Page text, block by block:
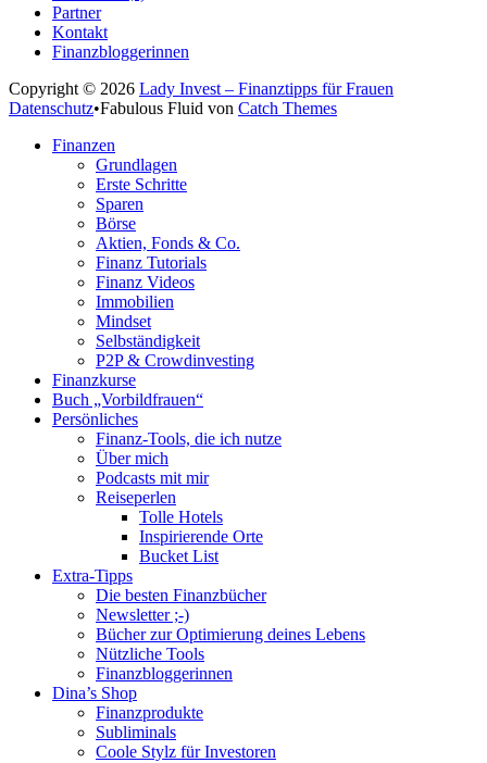
Partner
Kontakt
Finanzbloggerinnen
Copyright © 2026 Lady Invest – Finanztipps für Frauen
Datenschutz•Fabulous Fluid von Catch Themes
oben
Finanzen
Grundlagen
Erste Schritte
Sparen
Börse
Aktien, Fonds & Co.
Finanz Tutorials
Finanz Videos
Immobilien
Mindset
Selbständigkeit
P2P & Crowdinvesting
Finanzkurse
Buch „Vorbildfrauen“
Persönliches
Finanz-Tools, die ich nutze
Über mich
Podcasts mit mir
Reiseperlen
Tolle Hotels
Inspirierende Orte
Bucket List
Extra-Tipps
Die besten Finanzbücher
Newsletter ;-)
Bücher zur Optimierung deines Lebens
Nützliche Tools
Finanzbloggerinnen
Dina’s Shop
Finanzprodukte
Subliminals
Coole Stylz für Investoren